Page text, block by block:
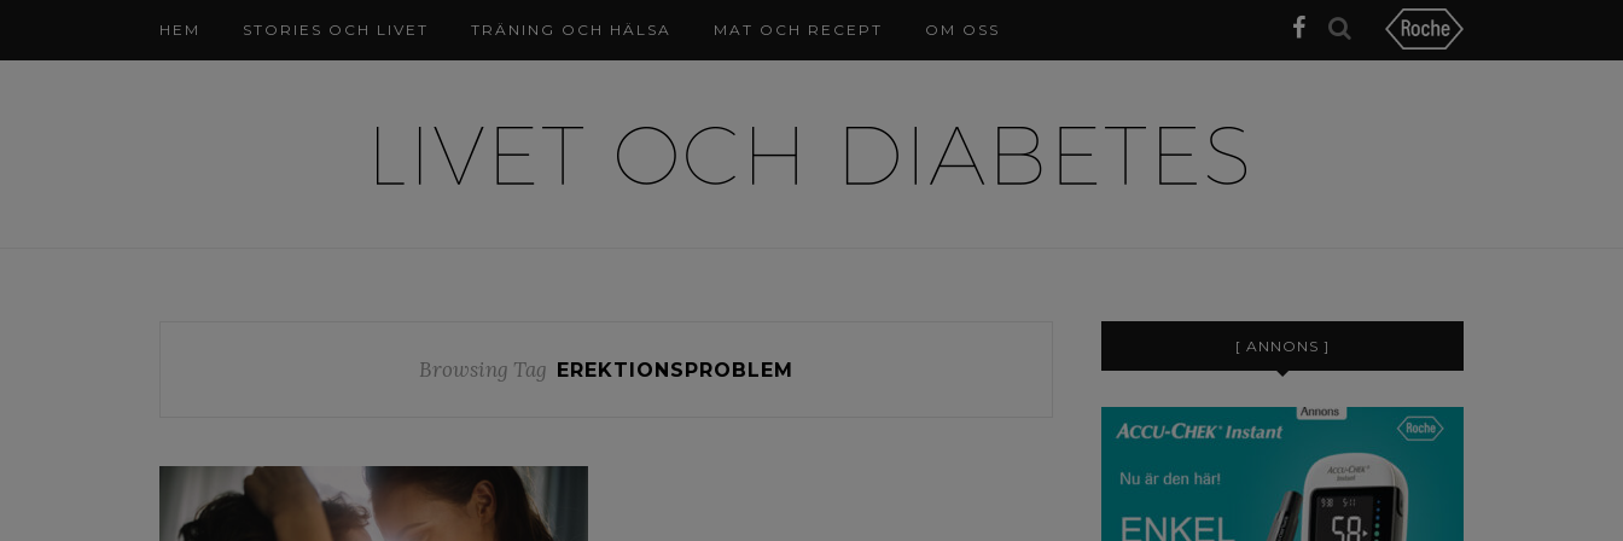
HEM STORIES OCH LIVET TRÄNING OCH HÄLSA MAT OCH RECEPT OM OSS
Browsing Tag EREKTIONSPROBLEM
[ ANNONS ]